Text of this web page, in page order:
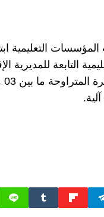
المؤسسات التعليمية
التابعة للمديرية